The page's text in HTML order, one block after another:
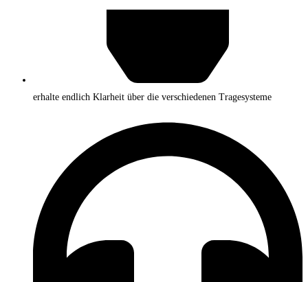
erhalte endlich Klarheit über die verschiedenen Tragesysteme